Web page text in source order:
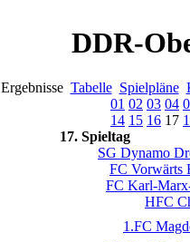
DDR-
Ergebnisse Tabelle Spielpläne
01 02 03 04
14 15 16 17
17. Spieltag
SG Dynamo
FC Vorwärts
FC Karl-
HFC
1.FC